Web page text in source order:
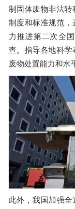
制固体废物非法
制度和标准规范
力推进第二次全
查。指导各地科
废物处置能力和水
此外，我国加强全